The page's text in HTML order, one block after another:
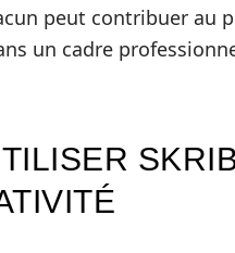
peut contribuer au
un cadre